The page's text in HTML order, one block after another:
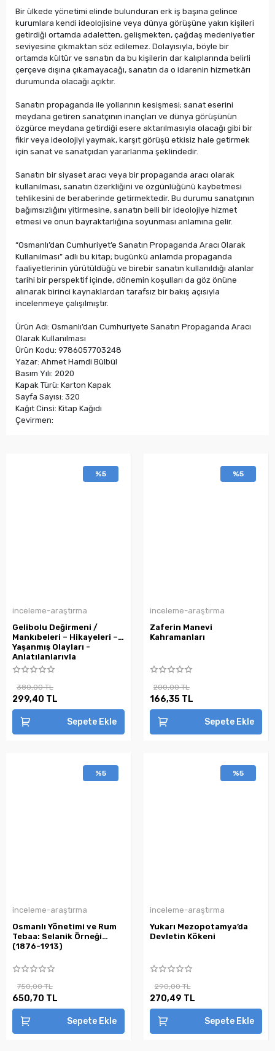
Bir ülkede yönetimi elinde bulunduran erk iş başına gelince
kurumlara kendi ideolojisine veya dünya görüşüne yakın kişileri
getirdiği ortamda adaletten, gelişmekten, çağdaş medeniyetler
seviyesine çıkmaktan söz edilemez. Dolayısıyla, böyle bir
ortamda kültür ve sanatın da bu kişilerin dar kalıplarında belirli
çerçeve dışına çıkamayacağı, sanatın da o idarenin hizmetkârı
durumunda olacağı açıktır.
Sanatın propaganda ile yollarının kesişmesi; sanat eserini
meydana getiren sanatçının inançları ve dünya görüşünün
özgürce meydana getirdiği esere aktarılmasıyla olacağı gibi bir
fikir veya ideolojiyi yaymak, karşıt görüşü etkisiz hale getirmek
için sanat ve sanatçıdan yararlanma şeklindedir.
Sanatın bir siyaset aracı veya bir propaganda aracı olarak
kullanılması, sanatın özerkliğini ve özgünlüğünü kaybetmesi
tehlikesini de beraberinde getirmektedir. Bu durumu sanatçının
bağımsızlığını yitirmesine, sanatın belli bir ideolojiye hizmet
etmesi ve onun bayraktarlığına soyunması anlamına gelir.
“Osmanlı’dan Cumhuriyet’e Sanatın Propaganda Aracı Olarak
Kullanılması” adlı bu kitap; bugünkü anlamda propaganda
faaliyetlerinin yürütüldüğü ve birebir sanatın kullanıldığı alanlar
tarihi bir perspektif içinde, dönemin koşulları da göz önüne
alınarak birinci kaynaklardan tarafsız bir bakış açısıyla
incelenmeye çalışılmıştır.
Ürün Adı: Osmanlı’dan Cumhuriyete Sanatın Propaganda Aracı
Olarak Kullanılması
Ürün Kodu: 9786057703248
Yazar: Ahmet Hamdi Bülbül
Basım Yılı: 2020
Kapak Türü: Karton Kapak
Sayfa Sayısı: 320
Kağıt Cinsi: Kitap Kağıdı
Çevirmen:
%5
inceleme-araştırma
Gelibolu Değirmeni /
Mankıbeleri – Hikayeleri –
Yaşanmış Olayları -
Anlatılanlarıyla
380,00 TL
299,40 TL
Sepete Ekle
%5
inceleme-araştırma
Zaferin Manevi
Kahramanları
200,00 TL
166,35 TL
Sepete Ekle
%5
inceleme-araştırma
Osmanlı Yönetimi ve Rum
Tebaa: Selanik Örneği
(1876-1913)
750,00 TL
650,70 TL
Sepete Ekle
%5
inceleme-araştırma
Yukarı Mezopotamya’da
Devletin Kökeni
290,00 TL
270,49 TL
Sepete Ekle